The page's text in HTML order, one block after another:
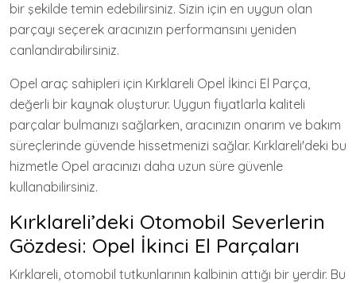
bir şekilde temin edebilirsiniz. Sizin için en uygun olan
parçayı seçerek aracınızın performansını yeniden
canlandırabilirsiniz.
Opel araç sahipleri için Kırklareli Opel İkinci El Parça,
değerli bir kaynak oluşturur. Uygun fiyatlarla kaliteli
parçalar bulmanızı sağlarken, aracınızın onarım ve bakım
süreçlerinde güvende hissetmenizi sağlar. Kırklareli'deki bu
hizmetle Opel aracınızı daha uzun süre güvenle
kullanabilirsiniz.
Kırklareli’deki Otomobil Severlerin
Gözdesi: Opel İkinci El Parçaları
Kırklareli, otomobil tutkunlarının kalbinin attığı bir yerdir. Bu